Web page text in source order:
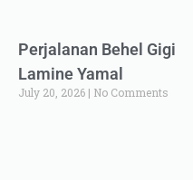
Perjalanan Behel Gigi
Lamine Yamal
July 20, 2026 No Comments